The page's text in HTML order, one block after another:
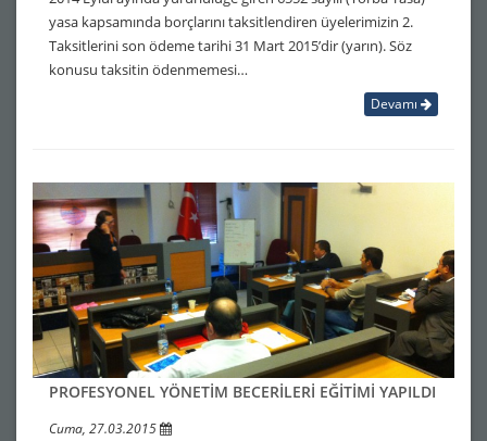
yasa kapsamında borçlarını taksitlendiren üyelerimizin 2.
Taksitlerini son ödeme tarihi 31 Mart 2015’dir (yarın). Söz
konusu taksitin ödenmemesi…
Devamı
PROFESYONEL YÖNETİM BECERİLERİ EĞİTİMİ YAPILDI
Cuma, 27.03.2015